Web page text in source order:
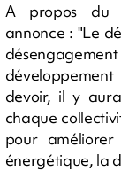
A propos du
annonce : "Le
devoir, il y
chaque
pour améliorer
énergétique, la